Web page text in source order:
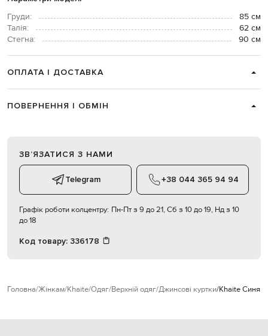
Груди:
85 см
Талія:
62 см
Стегна:
90 см
ОПЛАТА І ДОСТАВКА
ПОВЕРНЕННЯ І ОБМІН
ЗВʼЯЗАТИСЯ З НАМИ
Telegram +38 044 365 94 94
Графік роботи колцентру: Пн-Пт з 9 до 21, Сб з 10 до 19, Нд з 10
до 18
Код товару: 336178
Головна Жінкам Khaite Одяг Верхній одяг Джинсові куртки Khaite Синя